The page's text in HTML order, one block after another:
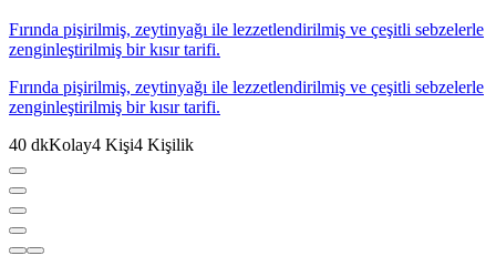
Fırında pişirilmiş, zeytinyağı ile lezzetlendirilmiş ve çeşitli sebzelerle
zenginleştirilmiş bir kısır tarifi.
Fırında pişirilmiş, zeytinyağı ile lezzetlendirilmiş ve çeşitli sebzelerle
zenginleştirilmiş bir kısır tarifi.
40 dkKolay4 Kişi4 Kişilik